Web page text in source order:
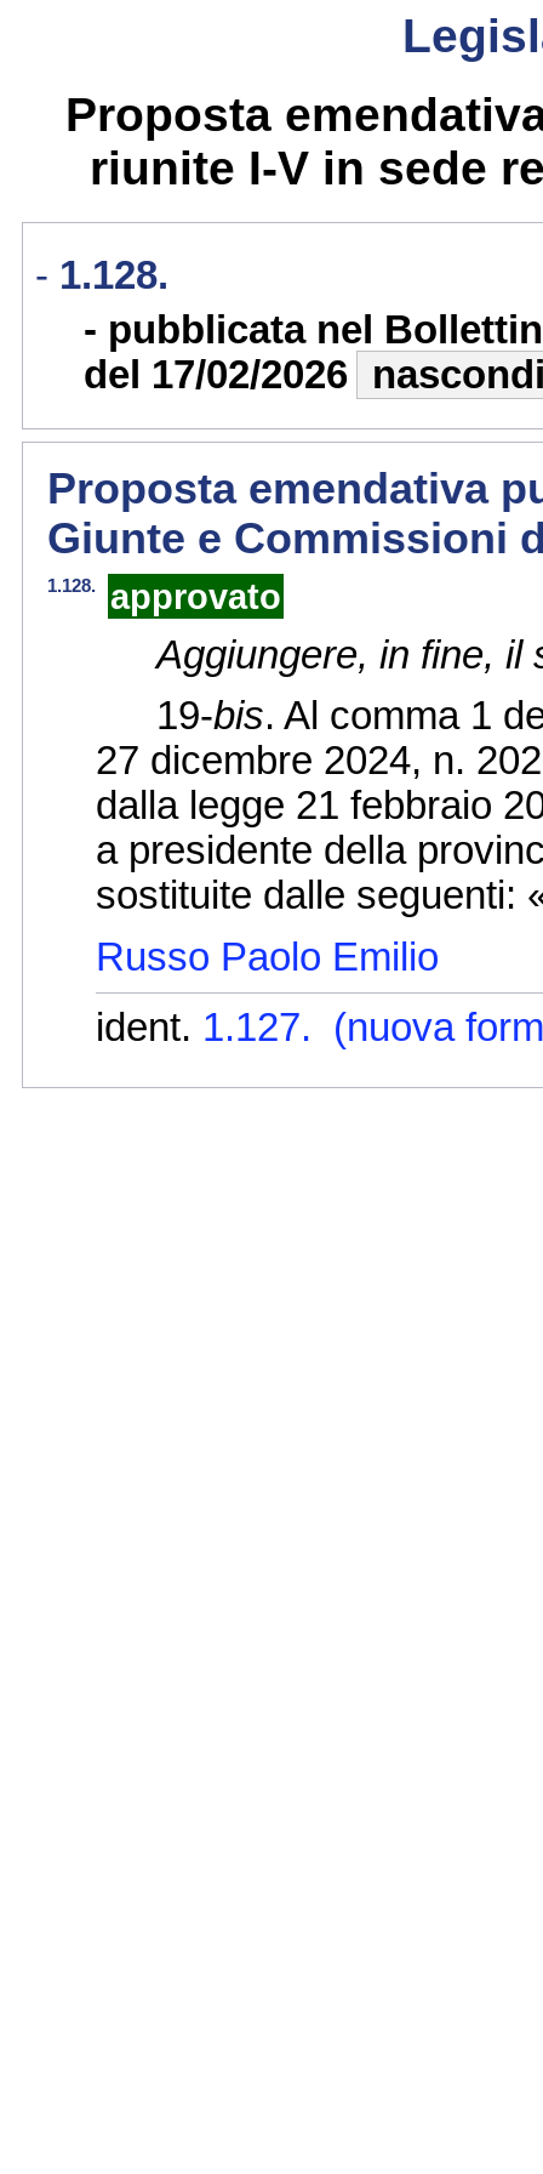
Proposta
riunite I-V in sede
1.128.
pubblicata nel
del 17/02/2026
Proposta emendativa
Giunte e Commissioni
1.128. approvato
Aggiungere, in fine, il
19-bis. Al comma 1
27 dicembre 2024, n.
dalla legge 21 febbraio
a presidente della
sostituite dalle seguenti:
Russo Paolo Emilio
ident. 1.127. (nuova